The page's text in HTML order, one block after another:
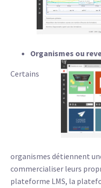
Organismes ou
Certains
organismes détiennent
commercialiser leurs
plateforme LMS, la